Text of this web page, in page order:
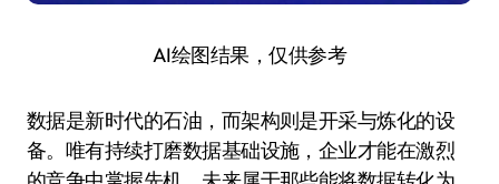
AI绘图结果，仅供参考
数据是新时代的石油，而架构则是开采与炼化的设
备。唯有持续打磨数据基础设施，企业才能在激烈